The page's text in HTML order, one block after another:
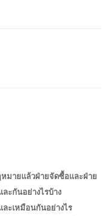
มายแล้วฝ่ายจัดซื้อและฝ่าย
ะกันอย่างไรบ้าง
ะเหมือนกันอย่างไร